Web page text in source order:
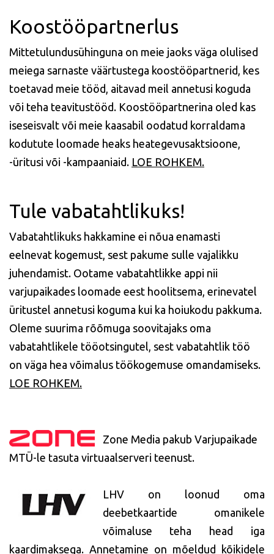
Koostööpartnerlus
Mittetulundusühinguna on meie jaoks väga olulised
meiega sarnaste väärtustega koostööpartnerid, kes
toetavad meie tööd, aitavad meil annetusi koguda
või teha teavitustööd. Koostööpartnerina oled kas
iseseisvalt või meie kaasabil oodatud korraldama
kodutute loomade heaks heategevusaktsioone,
-üritusi või -kampaaniaid. LOE ROHKEM.
Tule vabatahtlikuks!
Vabatahtlikuks hakkamine ei nõua enamasti
eelnevat kogemust, sest pakume sulle vajalikku
juhendamist. Ootame vabatahtlikke appi nii
varjupaikades loomade eest hoolitsema, erinevatel
üritustel annetusi koguma kui ka hoiukodu pakkuma.
Oleme suurima rõõmuga soovitajaks oma
vabatahtlikele tööotsingutel, sest vabatahtlik töö
on väga hea võimalus töökogemuse omandamiseks.
LOE ROHKEM.
Zone Media pakub Varjupaikade
MTÜ-le tasuta virtuaalserveri teenust.
LHV on loonud oma
deebetkaartide omanikele
võimaluse teha head iga
kaardimaksega. Annetamine on mõeldud kõikidele